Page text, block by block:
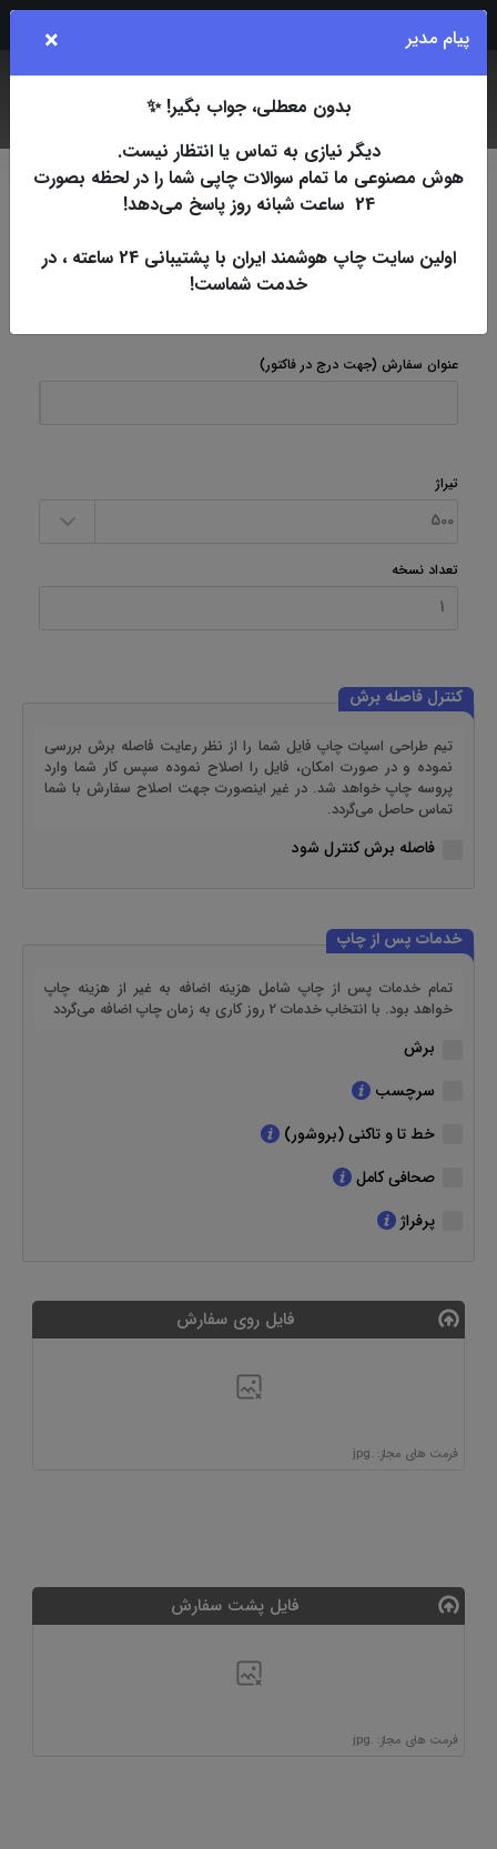
جستجو
افست تراکت تحریر 80 گرم A4
تراکت تحریر 80 گرم دورو A4 (6 روزکاری)
عنوان سفارش (جهت درج در فاکتور)
تیراژ
تعداد نسخه
کنترل فاصله برش
تیم طراحی اسپات چاپ فایل شما را از نظر رعایت فاصله برش بررسی
نموده و در صورت امکان، فایل را اصلاح نموده سپس کار شما وارد
پروسه چاپ خواهد شد. در غیر اینصورت جهت اصلاح سفارش با شما
تماس حاصل می‌گردد.
فاصله برش کنترل شود
خدمات پس از چاپ
تمام خدمات پس از چاپ شامل هزینه اضافه به غیر از هزینه چاپ
خواهد بود. با انتخاب خدمات 2 روز کاری به زمان چاپ اضافه می‌گردد
برش
سرچسب
خط تا و تاکنی (بروشور)
صحافی کامل
پرفراژ
فایل روی سفارش
فرمت های مجاز: .jpg
فایل پشت سفارش
فرمت های مجاز: .jpg
پیام مدیر ×
بدون معطلی، جواب بگیر! ✨
دیگر نیازی به تماس یا انتظار نیست.
هوش مصنوعی ما تمام سوالات چاپی شما را در لحظه بصورت
24 ساعت شبانه روز پاسخ می‌دهد!
اولین سایت چاپ هوشمند ایران با پشتیبانی 24 ساعته ، در
خدمت شماست!